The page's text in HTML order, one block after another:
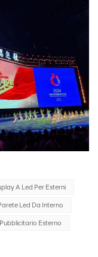
A Led Per Esterni
Led Da Interno
Esterno